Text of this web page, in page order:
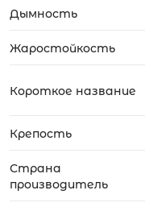
Дымность
Жаростойкость
Короткое название
Крепость
Страна
производитель